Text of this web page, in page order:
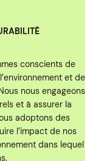
conscients de
et de
nous engageons
et à assurer la
adoptons des
l’impact de nos
dans lequel